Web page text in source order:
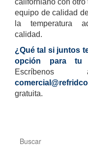
californiano con otro
equipo de calidad
la temperatura
calidad.
¿Qué tal si juntos
opción para tu
gratuita.